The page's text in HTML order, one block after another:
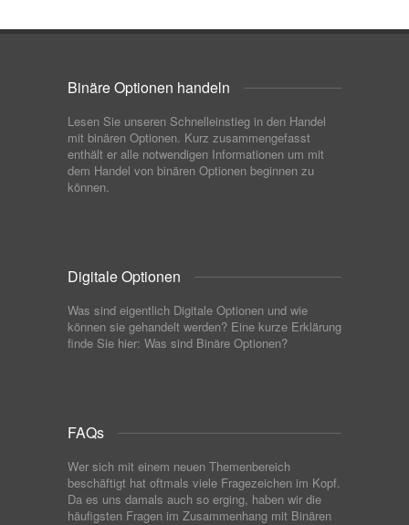
Binäre Optionen handeln
Lesen Sie unseren Schnelleinstieg in den Handel
mit binären Optionen. Kurz zusammengefasst
enthält er alle notwendigen Informationen um mit
dem Handel von binären Optionen beginnen zu
können.
Digitale Optionen
Was sind eigentlich Digitale Optionen und wie
können sie gehandelt werden? Eine kurze Erklärung
finde Sie hier: Was sind Binäre Optionen?
FAQs
Wer sich mit einem neuen Themenbereich
beschäftigt hat oftmals viele Fragezeichen im Kopf.
Da es uns damals auch so erging, haben wir die
häufigsten Fragen im Zusammenhang mit Binären